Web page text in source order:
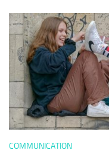
COMMUNICATION